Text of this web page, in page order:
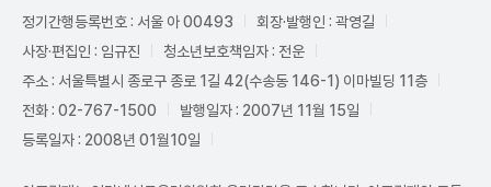
정기간행등록번호 : 서울 아 00493
회장·발행인 : 곽영길
사장·편집인 : 임규진
청소년보호책임자 : 전운
주소 : 서울특별시 종로구 종로 1길 42(수송동 146-1) 이마빌딩 11층
전화 : 02-767-1500
발행일자 : 2007년 11월 15일
등록일자 : 2008년 01월10일